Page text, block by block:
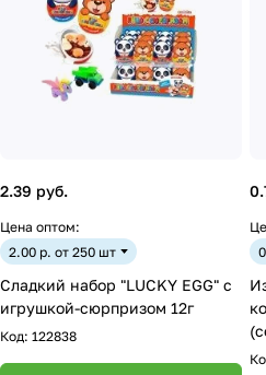
2.39 руб.
Цена оптом:
2.00 р. от 250 шт
Сладкий набор "LUCKY EGG" с
игрушкой-сюрпризом 12г
Код: 122838